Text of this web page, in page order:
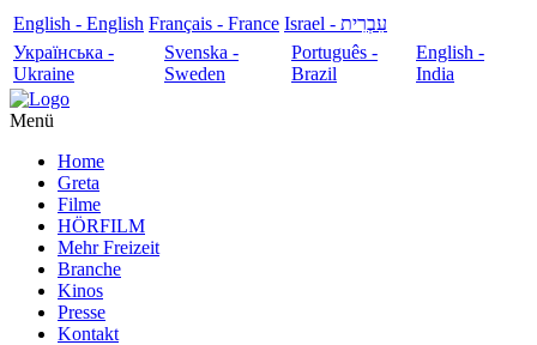
English - English Français - France
עִבְרִית - Israel
Українська -
Ukraine
Svenska -
Sweden
Português -
Brazil
English -
India
Menü
Home
Greta
Filme
HÖRFILM
Mehr Freizeit
Branche
Kinos
Presse
Kontakt